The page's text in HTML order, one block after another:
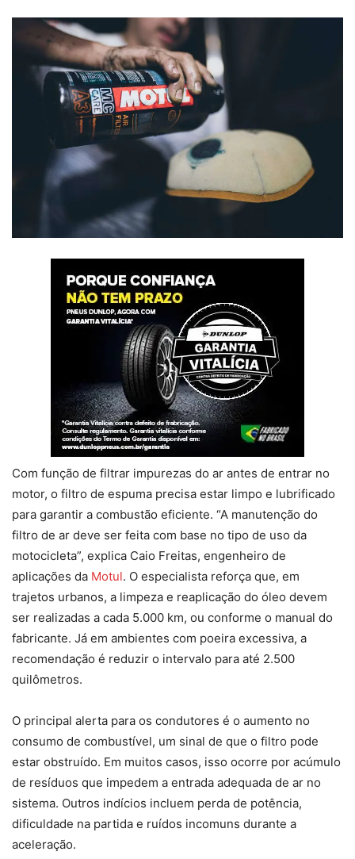
Com função de filtrar impurezas do ar antes de entrar no
motor, o filtro de espuma precisa estar limpo e lubrificado
para garantir a combustão eficiente. “A manutenção do
filtro de ar deve ser feita com base no tipo de uso da
motocicleta”, explica Caio Freitas, engenheiro de
aplicações da Motul. O especialista reforça que, em
trajetos urbanos, a limpeza e reaplicação do óleo devem
ser realizadas a cada 5.000 km, ou conforme o manual do
fabricante. Já em ambientes com poeira excessiva, a
recomendação é reduzir o intervalo para até 2.500
quilômetros.
O principal alerta para os condutores é o aumento no
consumo de combustível, um sinal de que o filtro pode
estar obstruído. Em muitos casos, isso ocorre por acúmulo
de resíduos que impedem a entrada adequada de ar no
sistema. Outros indícios incluem perda de potência,
dificuldade na partida e ruídos incomuns durante a
aceleração.